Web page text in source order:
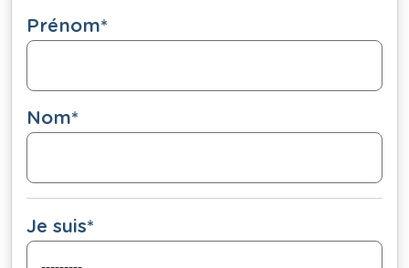
Prénom*
Nom*
Je suis*